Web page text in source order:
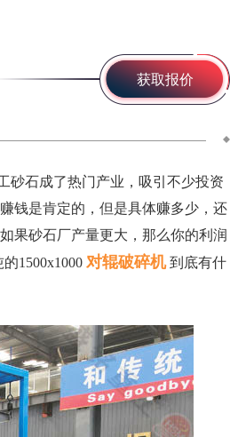
获取报价
砂石成了热门产业，吸引不少投资
钱是肯定的，但是具体赚多少，还
果砂石厂产量更大，那么你的利润
1500x1000 对辊破碎机 到底有什